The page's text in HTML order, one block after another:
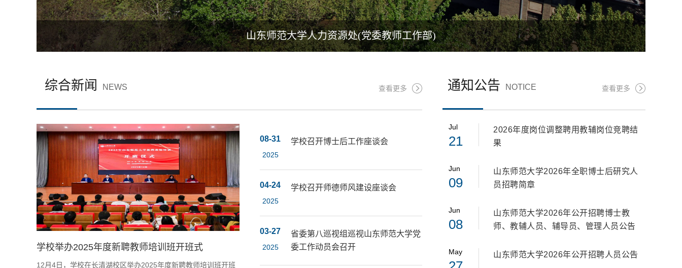
山东师范大学人力资源处(党委教师工作部)
通知公告 NOTICE 查看更多
Jul
21
2026年度岗位调整聘用教辅岗位竞聘结
果
Jun
09
山东师范大学2026年全职博士后研究人
员招聘简章
Jun
08
山东师范大学2026年公开招聘博士教
师、教辅人员、辅导员、管理人员公告
May 山东师范大学2026年公开招聘人员公告
综合新闻 NEWS 查看更多
学校举办2025年度新聘教师培训班开班式
12月4日，学校在长清湖校区举办2025年度新聘教师培训班开班
08-31
2025
学校召开博士后工作座谈会
04-24
2025
学校召开师德师风建设座谈会
03-27
2025
省委第八巡视组巡视山东师范大学党
委工作动员会召开